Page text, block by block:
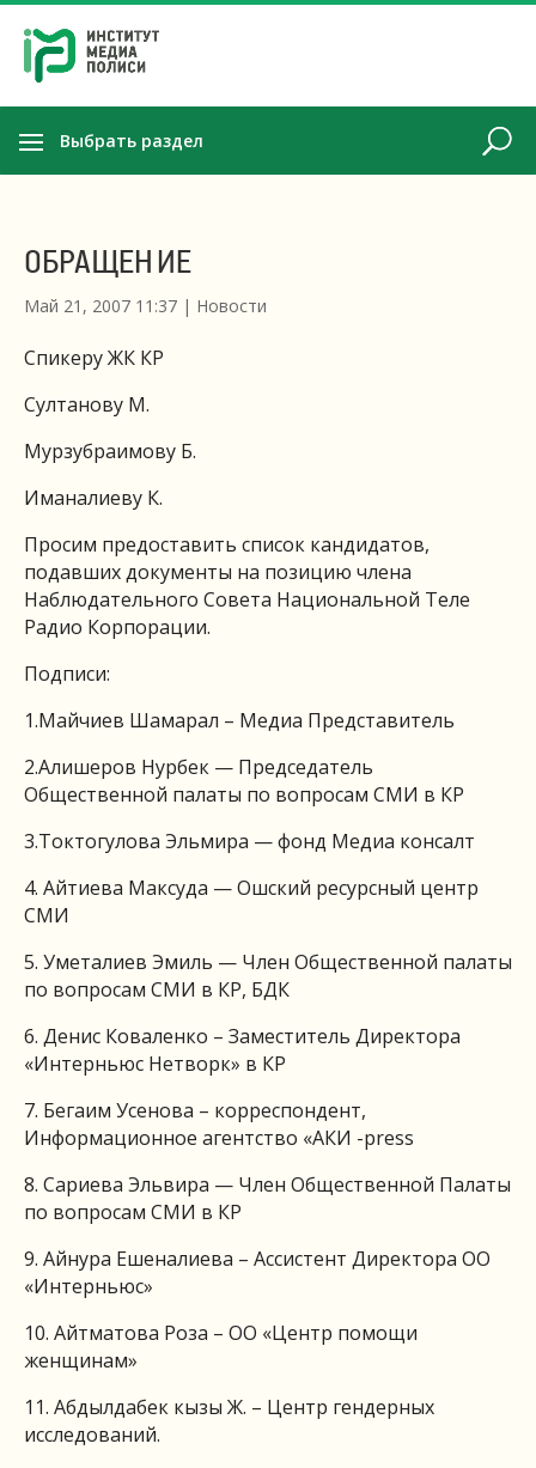
Выбрать раздел
ОБРАЩЕНИЕ
Май 21, 2007 11:37 | Новости
Спикеру ЖК КР
Султанову М.
Мурзубраимову Б.
Иманалиеву К.
Просим предоставить список кандидатов,
подавших документы на позицию члена
Наблюдательного Совета Национальной Теле
Радио Корпорации.
Подписи:
1.Майчиев Шамарал – Медиа Представитель
2.Алишеров Нурбек — Председатель
Общественной палаты по вопросам СМИ в КР
3.Токтогулова Эльмира — фонд Медиа консалт
4. Айтиева Максуда — Ошский ресурсный центр
СМИ
5. Уметалиев Эмиль — Член Общественной палаты
по вопросам СМИ в КР, БДК
6. Денис Коваленко – Заместитель Директора
«Интерньюс Нетворк» в КР
7. Бегаим Усенова – корреспондент,
Информационное агентство «АКИ -press
8. Сариева Эльвира — Член Общественной Палаты
по вопросам СМИ в КР
9. Айнура Ешеналиева – Ассистент Директора ОО
«Интерньюс»
10. Айтматова Роза – ОО «Центр помощи
женщинам»
11. Абдылдабек кызы Ж. – Центр гендерных
исследований.